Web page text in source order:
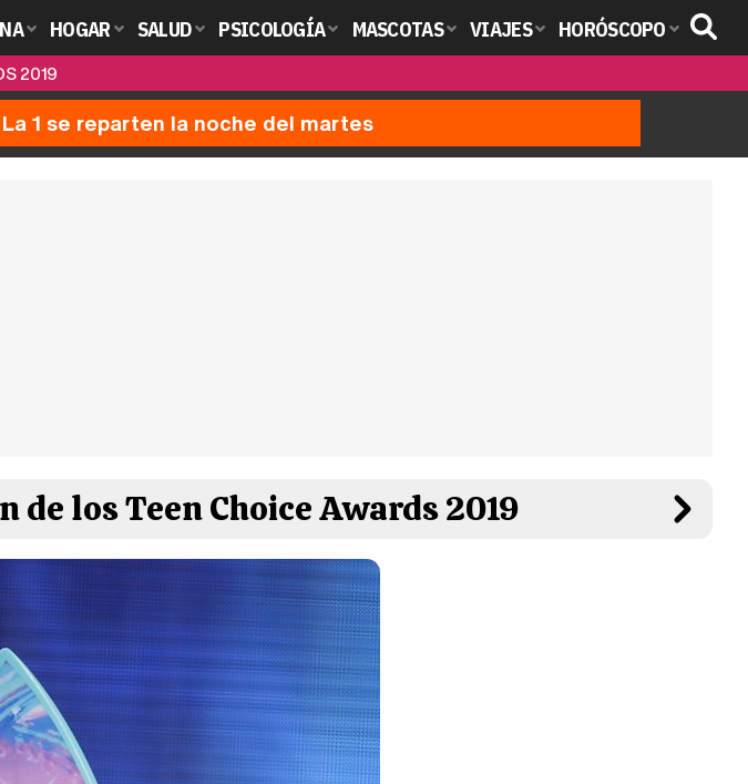
HOGAR SALUD PSICOLOGÍA MASCOTAS VIAJES HORÓSCOPO
2019
1 se reparten la noche del martes
los Teen Choice Awards 2019